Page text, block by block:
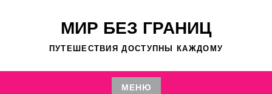
МИР БЕЗ ГРАНИЦ
ПУТЕШЕСТВИЯ ДОСТУПНЫ КАЖДОМУ
МЕНЮ